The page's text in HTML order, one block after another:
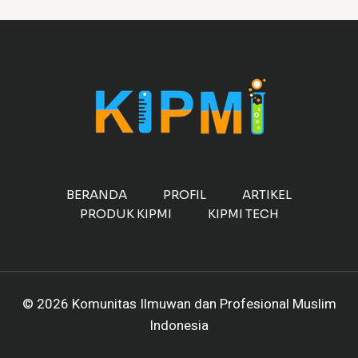
BERANDA PROFIL
ARTIKEL
PRODUK KIPMI
KIPMI TECH
© 2026 Komunitas Ilmuwan dan Profesional Muslim
Indonesia